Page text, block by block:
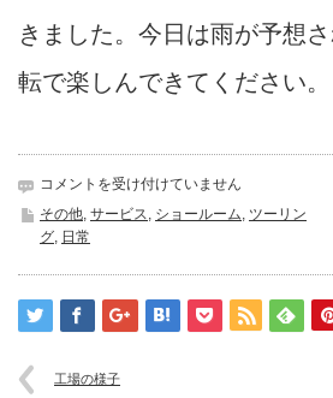
きました。今日は雨が予想
転で楽しんできてください。
見
送
り
コメントを受け付けていません
その他 サービス ショールーム ツーリン
グ 日常
工場の様子